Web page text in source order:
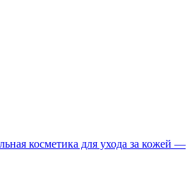
косметика для ухода за кожей —